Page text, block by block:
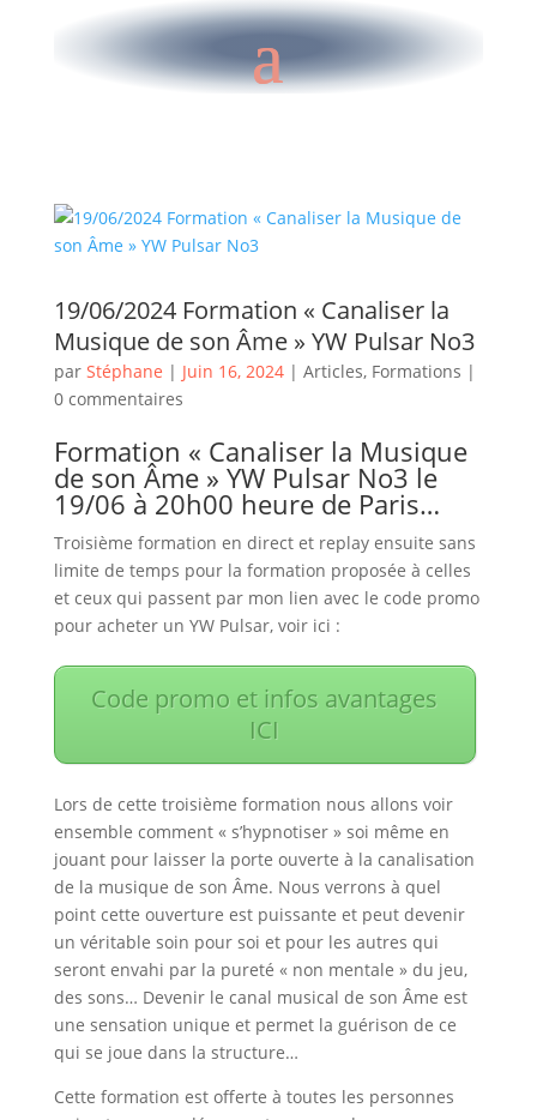
19/06/2024 Formation « Canaliser la
Musique de son Âme » YW Pulsar No3
par Stéphane | Juin 16, 2024| Articles, Formations |
0 commentaires
Formation « Canaliser la Musique
de son Âme » YW Pulsar No3 le
19/06 à 20h00 heure de Paris…
Troisième formation en direct et replay ensuite sans
limite de temps pour la formation proposée à celles
et ceux qui passent par mon lien avec le code promo
pour acheter un YW Pulsar, voir ici :
Code promo et infos avantages
ICI
Lors de cette troisième formation nous allons voir
ensemble comment « s’hypnotiser » soi même en
jouant pour laisser la porte ouverte à la canalisation
de la musique de son Âme. Nous verrons à quel
point cette ouverture est puissante et peut devenir
un véritable soin pour soi et pour les autres qui
seront envahi par la pureté « non mentale » du jeu,
des sons… Devenir le canal musical de son Âme est
une sensation unique et permet la guérison de ce
qui se joue dans la structure…
Cette formation est offerte à toutes les personnes